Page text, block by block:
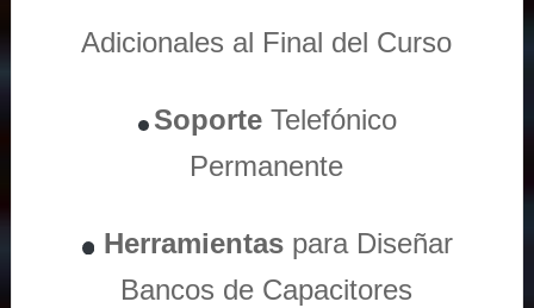
Adicionales al Final del Curso
Soporte Telefónico
Permanente
Herramientas para Diseñar
Bancos de Capacitores